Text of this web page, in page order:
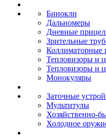
Бинокли
Дальномеры
Дневные
Зрительные
Коллиматорные
Тепловизоры и
Тепловизоры и
Монокуляры
Заточные
Мультитулы
Хозяйственно-
Холодное